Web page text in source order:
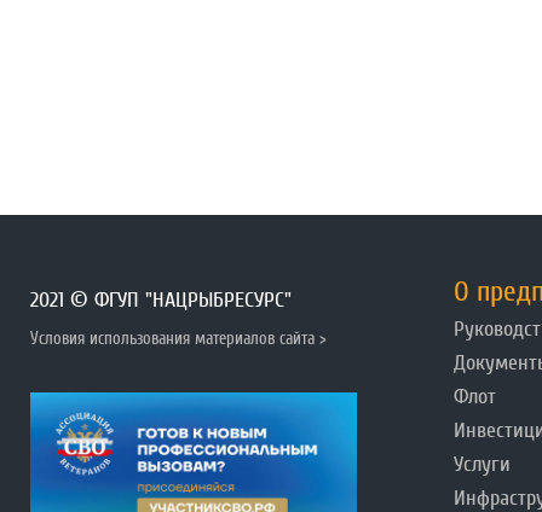
2021 © ФГУП "НАЦРЫБРЕСУРС"
Условия использования материалов сайта >
О
Флот
Услуги